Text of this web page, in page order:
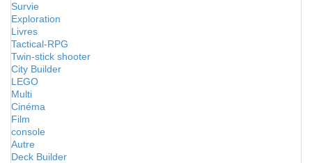
Survie
Exploration
Livres
Tactical-RPG
Twin-stick shooter
City Builder
LEGO
Multi
Cinéma
Film
console
Autre
Deck Builder